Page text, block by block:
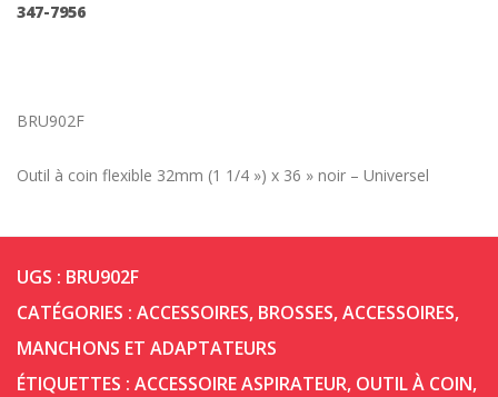
347-7956
BRU902F
Outil à coin flexible 32mm (1 1/4 ») x 36 » noir – Universel
UGS : BRU902F
CATÉGORIES : ACCESSOIRES, BROSSES, ACCESSOIRES,
MANCHONS ET ADAPTATEURS
ÉTIQUETTES : ACCESSOIRE ASPIRATEUR, OUTIL À COIN,